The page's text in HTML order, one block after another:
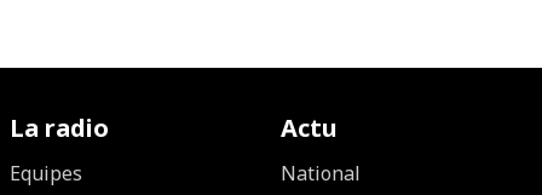
La radio
Equipes
Actu
National